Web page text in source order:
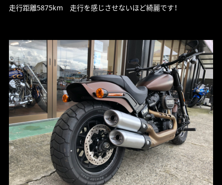
走行距離5875km 走行を感じさせないほど綺麗です！